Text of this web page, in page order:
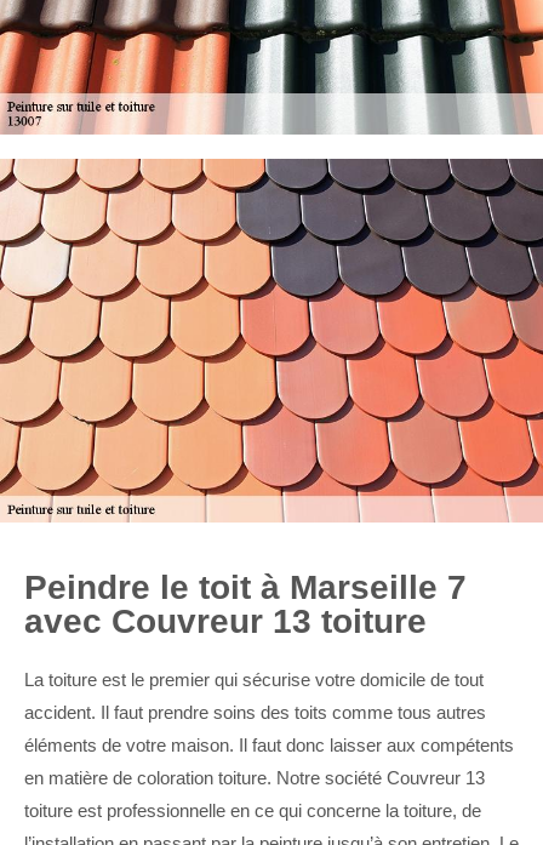
Peindre le toit à Marseille 7
avec Couvreur 13 toiture
La toiture est le premier qui sécurise votre domicile de tout
accident. Il faut prendre soins des toits comme tous autres
éléments de votre maison. Il faut donc laisser aux compétents
en matière de coloration toiture. Notre société Couvreur 13
toiture est professionnelle en ce qui concerne la toiture, de